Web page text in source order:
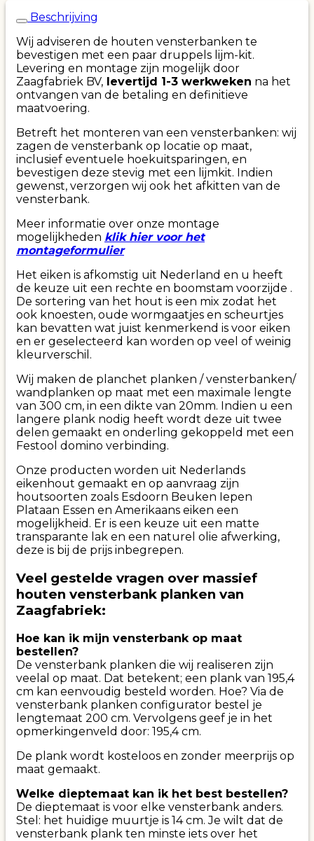
Beschrijving
Wij adviseren de houten vensterbanken te
bevestigen met een paar druppels lijm-kit.
Levering en montage zijn mogelijk door
Zaagfabriek BV, levertijd 1-3 werkweken na het
ontvangen van de betaling en definitieve
maatvoering.
Betreft het monteren van een vensterbanken: wij
zagen de vensterbank op locatie op maat,
inclusief eventuele hoekuitsparingen, en
bevestigen deze stevig met een lijmkit. Indien
gewenst, verzorgen wij ook het afkitten van de
vensterbank.
Meer informatie over onze montage
mogelijkheden klik hier voor het
montageformulier
Het eiken is afkomstig uit Nederland en u heeft
de keuze uit een rechte en boomstam voorzijde .
De sortering van het hout is een mix zodat het
ook knoesten, oude wormgaatjes en scheurtjes
kan bevatten wat juist kenmerkend is voor eiken
en er geselecteerd kan worden op veel of weinig
kleurverschil.
Wij maken de planchet planken / vensterbanken/
wandplanken op maat met een maximale lengte
van 300 cm, in een dikte van 20mm. Indien u een
langere plank nodig heeft wordt deze uit twee
delen gemaakt en onderling gekoppeld met een
Festool domino verbinding.
Onze producten worden uit Nederlands
eikenhout gemaakt en op aanvraag zijn
houtsoorten zoals Esdoorn Beuken Iepen
Plataan Essen en Amerikaans eiken een
mogelijkheid. Er is een keuze uit een matte
transparante lak en een naturel olie afwerking,
deze is bij de prijs inbegrepen.
Veel gestelde vragen over massief
houten vensterbank planken van
Zaagfabriek:
Hoe kan ik mijn vensterbank op maat
bestellen?
De vensterbank planken die wij realiseren zijn
veelal op maat. Dat betekent; een plank van 195,4
cm kan eenvoudig besteld worden. Hoe? Via de
vensterbank planken configurator bestel je
lengtemaat 200 cm. Vervolgens geef je in het
opmerkingenveld door: 195,4 cm.
De plank wordt kosteloos en zonder meerprijs op
maat gemaakt.
Welke dieptemaat kan ik het best bestellen?
De dieptemaat is voor elke vensterbank anders.
Stel: het huidige muurtje is 14 cm. Je wilt dat de
vensterbank plank ten minste iets over het